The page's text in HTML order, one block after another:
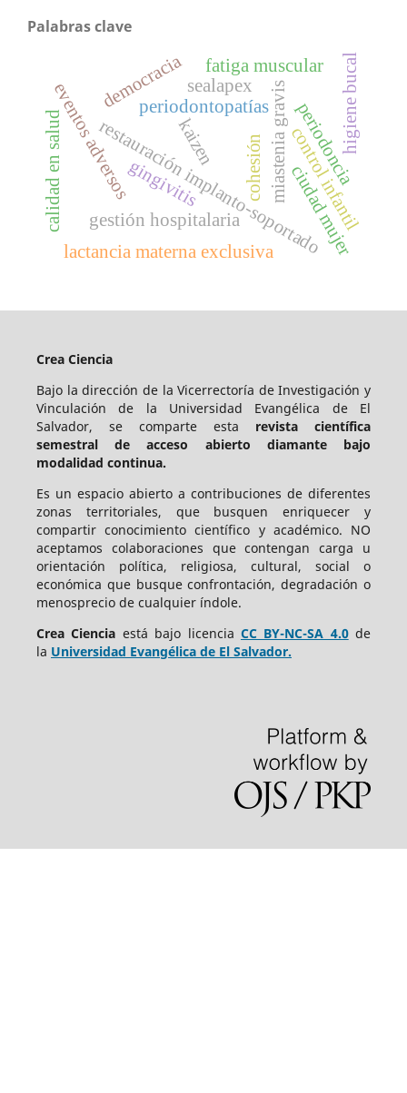
Palabras clave
restauración implanto-soportado
periodontopatíasmiastenia gravis
kaizen
gestión hospitalaria
eventos adversos
calidad en salud control infantil
lactancia materna exclusiva
democracia
cohesión periodoncia
gingivitis
higiene bucal
ciudad mujer
fatiga muscular
sealapex
Crea Ciencia
Bajo la dirección de la Vicerrectoría de Investigación y
Vinculación de la Universidad Evangélica de El
Salvador, se comparte esta revista científica
semestral de acceso abierto diamante bajo
modalidad continua.
Es un espacio abierto a contribuciones de diferentes
zonas territoriales, que busquen enriquecer y
compartir conocimiento científico y académico. NO
aceptamos colaboraciones que contengan carga u
orientación política, religiosa, cultural, social o
económica que busque confrontación, degradación o
menosprecio de cualquier índole.
Crea Ciencia está bajo licencia CC BY-NC-SA 4.0de
la Universidad Evangélica de El Salvador.